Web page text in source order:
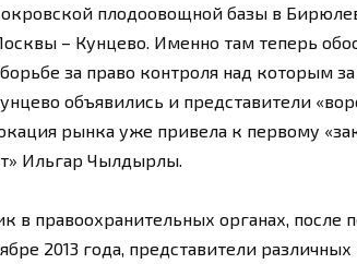
плодоовощной базы в
– Кунцево. Именно там теперь
за право контроля над которым
объявились и представители
рынка уже привела к первому
Ильгар Чылдырлы.
в правоохранительных органах, после
2013 года, представители